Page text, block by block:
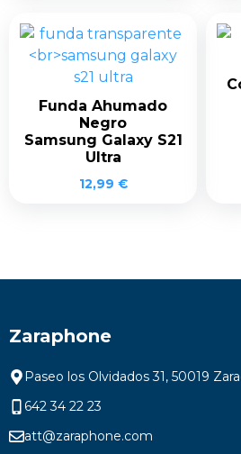
Funda Ahumado
Negro
Samsung Galaxy S21
Ultra
12,99 €
Zaraphone
Paseo los Olvidados 31, 50019
642 34 22 23
att@zaraphone.com